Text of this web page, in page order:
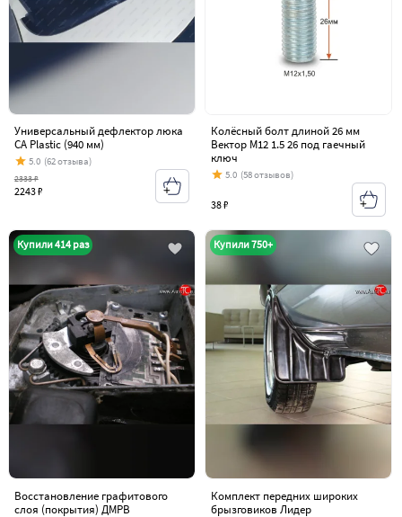
Универсальный дефлектор люка
CA Plastic (940 мм)
5.0 (62 отзыва)
2243 ₽
2333 ₽
Колёсный болт длиной 26 мм
Вектор M12 1.5 26 под гаечный
ключ
5.0 (58 отзывов)
38 ₽
Купили 414 раз
Восстановление графитового
слоя (покрытия) ДМРВ
Купили 750+
Комплект передних широких
брызговиков Лидер